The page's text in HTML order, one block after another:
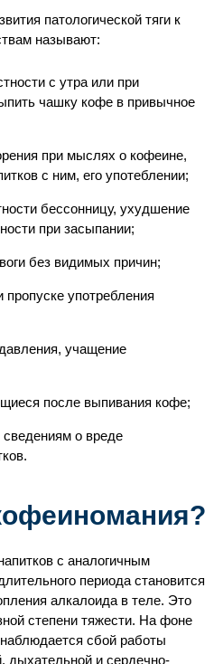
патологической тяги к
называют:
с утра или при
чашку кофе в привычное
при мыслях о кофеине,
с ним, его употеблении;
бессонницу, ухудшение
при засыпании;
без видимых причин;
пропуске употребления
учащение
после выпивания кофе;
сведениям о вреде
с аналогичным
периода становится
алкалоида в теле. Это
степени тяжести. На фоне
сбой работы
дыхательной и сердечно-